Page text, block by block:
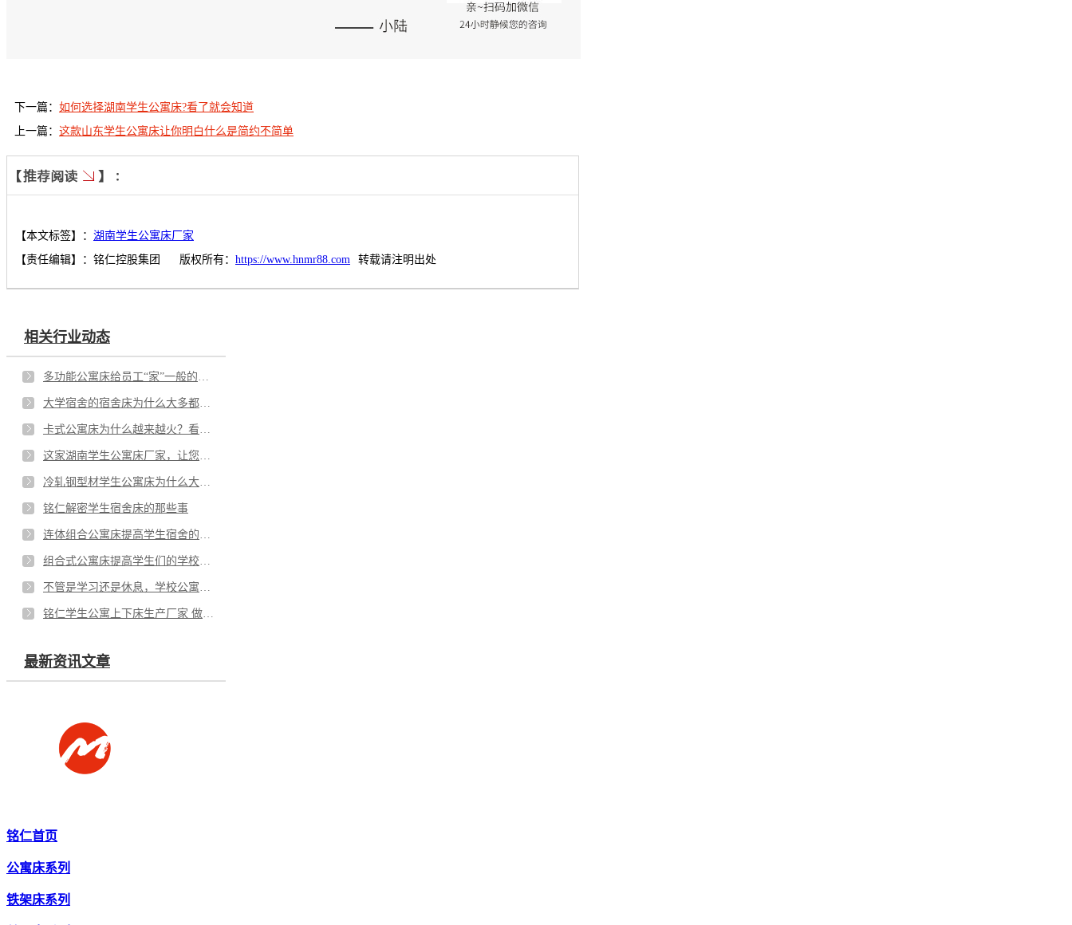
下一篇： 如何选择湖南学生公寓床?看了就会知道
上一篇： 这款山东学生公寓床让你明白什么是简约不简单
【本文标签】： 湖南学生公寓床厂家
【责任编辑】： 铭仁控股集团 版权所有： https://www.hnmr88.com 转载请注明出处
相关行业动态
铭仁解密学生宿舍床的那些事
最新资讯文章
铭仁首页
公寓床系列
铁架床系列